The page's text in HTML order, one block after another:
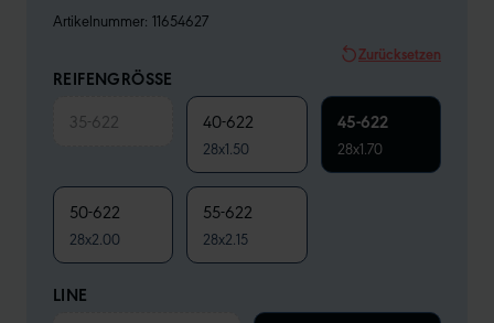
Artikelnummer: 11654627
Zurücksetzen
REIFENGRÖSSE
35-622 40-622
28x1.50
45-622
28x1.70
50-622
28x2.00
55-622
28x2.15
LINE